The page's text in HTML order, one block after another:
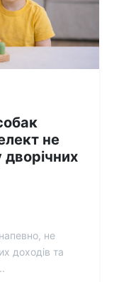
не
дворічних
не
доходів та